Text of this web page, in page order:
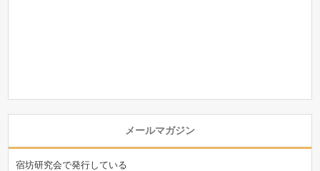
メールマガジン
宿坊研究会で発行している